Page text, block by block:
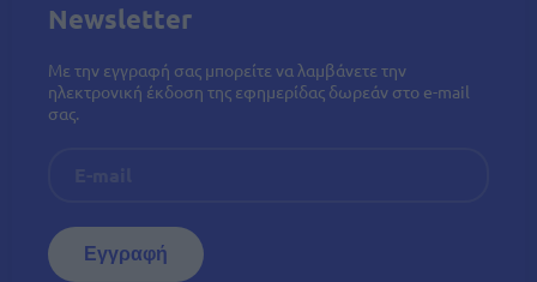
Newsletter
Με την εγγραφή σας μπορείτε να λαμβάνετε την
ηλεκτρονική έκδοση της εφημερίδας δωρεάν στο e-mail
σας.